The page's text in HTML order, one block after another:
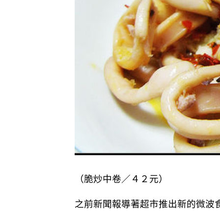
（脆炒中卷／４２元）
之前新聞報導著超市推出新的微波